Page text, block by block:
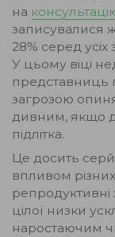
на
записувалися
28% серед
У цьому віці
представниць
загрозою
дивним, якщо
підлітка.
Це досить
впливом
цілої низки
наростаючим